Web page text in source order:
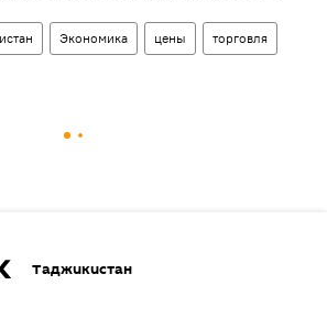
Экономика цены торговля
Таджикистан